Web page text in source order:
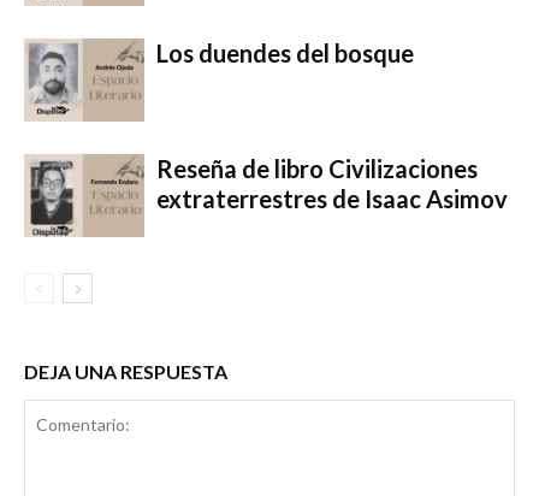
Los duendes del bosque
Reseña de libro Civilizaciones
extraterrestres de Isaac Asimov
DEJA UNA RESPUESTA